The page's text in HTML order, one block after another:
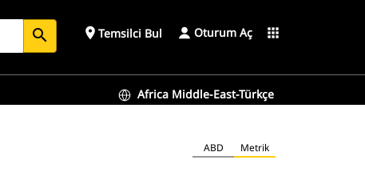
search place Temsilci Bul Oturum Aç apps
Africa Middle-East-Türkçe
ABD Metrik